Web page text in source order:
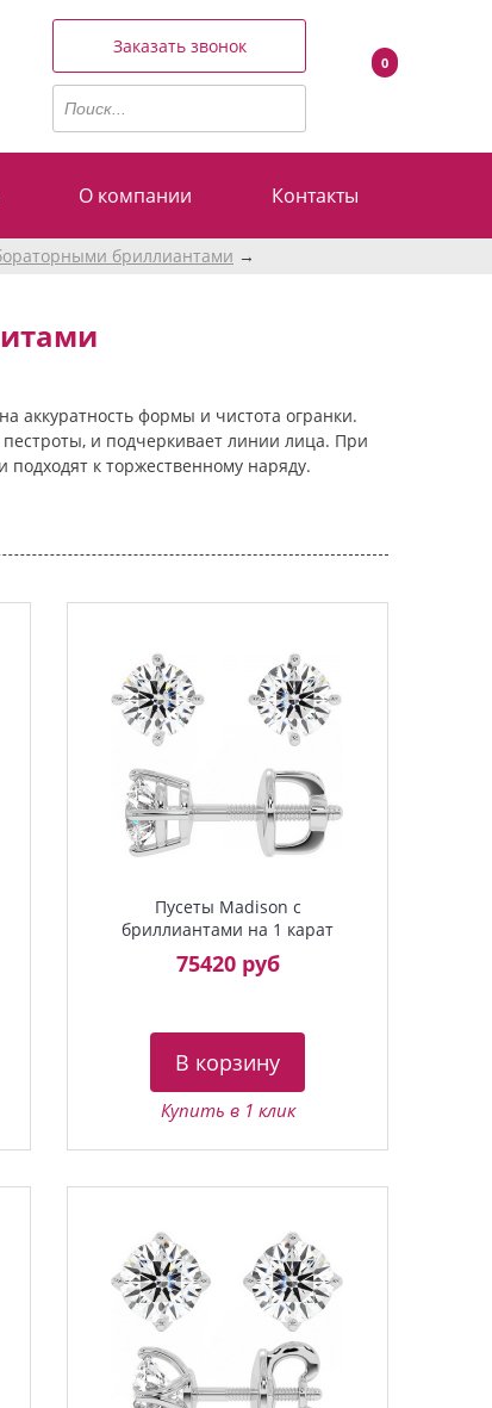
Заказать звонок
0
О компании Контакты
бриллиантами
аккуратность формы и чистота огранки.
и подчеркивает линии лица. При
к торжественному наряду.
Пусеты Madison с
бриллиантами на 1 карат
75420 руб
В корзину
Купить в 1 клик